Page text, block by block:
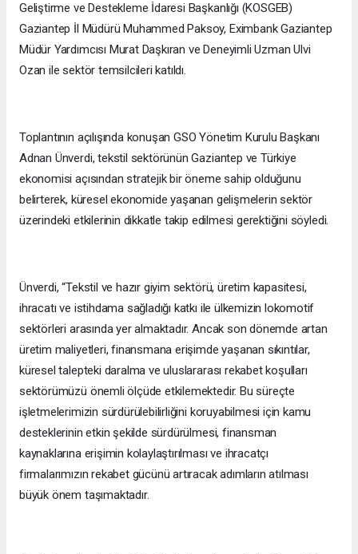
Geliştirme ve Destekleme İdaresi Başkanlığı (KOSGEB)
Gaziantep İl Müdürü Muhammed Paksoy, Eximbank Gaziantep
Müdür Yardımcısı Murat Daşkıran ve Deneyimli Uzman Ulvi
Ozan ile sektör temsilcileri katıldı.
Toplantının açılışında konuşan GSO Yönetim Kurulu Başkanı
Adnan Ünverdi, tekstil sektörünün Gaziantep ve Türkiye
ekonomisi açısından stratejik bir öneme sahip olduğunu
belirterek, küresel ekonomide yaşanan gelişmelerin sektör
üzerindeki etkilerinin dikkatle takip edilmesi gerektiğini söyledi.
Ünverdi, “Tekstil ve hazır giyim sektörü, üretim kapasitesi,
ihracatı ve istihdama sağladığı katkı ile ülkemizin lokomotif
sektörleri arasında yer almaktadır. Ancak son dönemde artan
üretim maliyetleri, finansmana erişimde yaşanan sıkıntılar,
küresel talepteki daralma ve uluslararası rekabet koşulları
sektörümüzü önemli ölçüde etkilemektedir. Bu süreçte
işletmelerimizin sürdürülebilirliğini koruyabilmesi için kamu
desteklerinin etkin şekilde sürdürülmesi, finansman
kaynaklarına erişimin kolaylaştırılması ve ihracatçı
firmalarımızın rekabet gücünü artıracak adımların atılması
büyük önem taşımaktadır.